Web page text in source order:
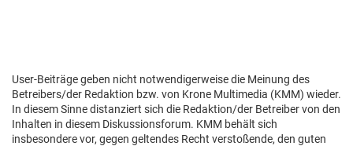
User-Beiträge geben nicht notwendigerweise die Meinung des
Betreibers/der Redaktion bzw. von Krone Multimedia (KMM) wieder.
In diesem Sinne distanziert sich die Redaktion/der Betreiber von den
Inhalten in diesem Diskussionsforum. KMM behält sich
insbesondere vor, gegen geltendes Recht verstoßende, den guten